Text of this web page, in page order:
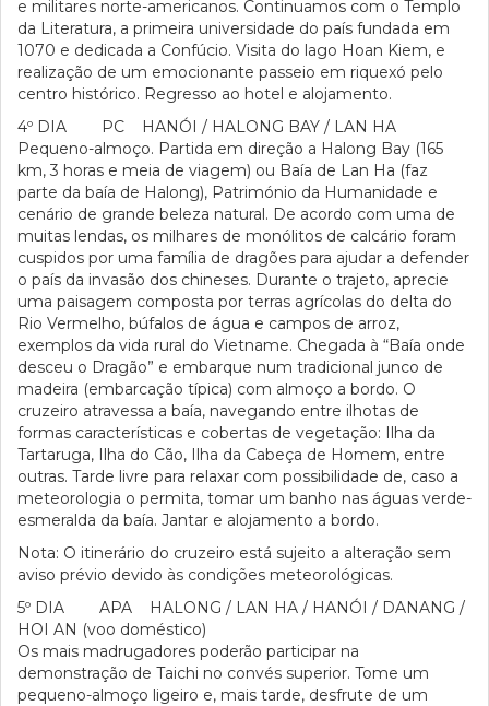
e militares norte-americanos. Continuamos com o Templo
da Literatura, a primeira universidade do país fundada em
1070 e dedicada a Confúcio. Visita do lago Hoan Kiem, e
realização de um emocionante passeio em riquexó pelo
centro histórico. Regresso ao hotel e alojamento.
4º DIA PC HANÓI / HALONG BAY / LAN HA
Pequeno-almoço. Partida em direção a Halong Bay (165
km, 3 horas e meia de viagem) ou Baía de Lan Ha (faz
parte da baía de Halong), Património da Humanidade e
cenário de grande beleza natural. De acordo com uma de
muitas lendas, os milhares de monólitos de calcário foram
cuspidos por uma família de dragões para ajudar a defender
o país da invasão dos chineses. Durante o trajeto, aprecie
uma paisagem composta por terras agrícolas do delta do
Rio Vermelho, búfalos de água e campos de arroz,
exemplos da vida rural do Vietname. Chegada à “Baía onde
desceu o Dragão” e embarque num tradicional junco de
madeira (embarcação típica) com almoço a bordo. O
cruzeiro atravessa a baía, navegando entre ilhotas de
formas características e cobertas de vegetação: Ilha da
Tartaruga, Ilha do Cão, Ilha da Cabeça de Homem, entre
outras. Tarde livre para relaxar com possibilidade de, caso a
meteorologia o permita, tomar um banho nas águas verde-
esmeralda da baía. Jantar e alojamento a bordo.
Nota: O itinerário do cruzeiro está sujeito a alteração sem
aviso prévio devido às condições meteorológicas.
5º DIA APA HALONG / LAN HA / HANÓI / DANANG /
HOI AN (voo doméstico)
Os mais madrugadores poderão participar na
demonstração de Taichi no convés superior. Tome um
pequeno-almoço ligeiro e, mais tarde, desfrute de um